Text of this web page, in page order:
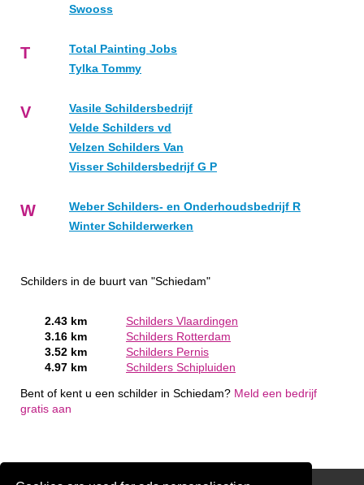
Swooss
T
Total Painting Jobs
Tylka Tommy
V
Vasile Schildersbedrijf
Velde Schilders vd
Velzen Schilders Van
Visser Schildersbedrijf G P
W
Weber Schilders- en Onderhoudsbedrijf R
Winter Schilderwerken
Schilders in de buurt van "Schiedam"
2.43 km
Schilders Vlaardingen
3.16 km
Schilders Rotterdam
3.52 km
Schilders Pernis
4.97 km
Schilders Schipluiden
Bent of kent u een schilder in Schiedam? Meld een bedrijf
gratis aan